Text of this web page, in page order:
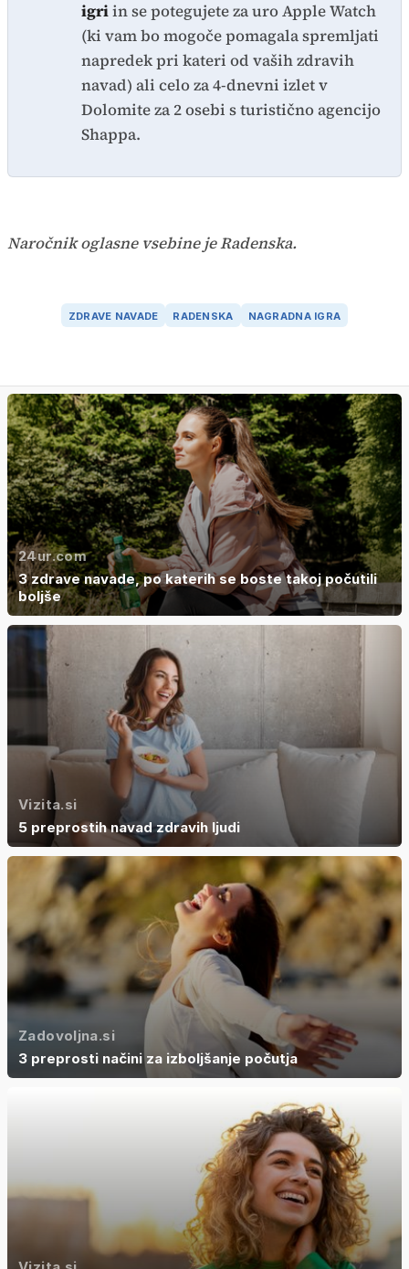
igriin se potegujete za uro Apple Watch
(ki vam bo mogoče pomagala spremljati
napredek pri kateri od vaših zdravih
navad) ali celo za 4-dnevni izlet v
Dolomite za 2 osebi s turistično agencijo
Shappa.
Naročnik oglasne vsebine je Radenska.
ZDRAVE NAVADE RADENSKA NAGRADNA IGRA
24ur.com
3 zdrave navade, po katerih se boste takoj počutili
boljše
Vizita.si
5 preprostih navad zdravih ljudi
Zadovoljna.si
3 preprosti načini za izboljšanje počutja